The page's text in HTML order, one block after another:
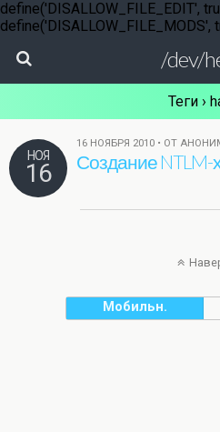
define('DISALLOW_FILE_EDIT',
define('DISALLOW_FILE_MODS',
/dev/
Теги ›
НОЯ
16
16 НОЯБРЯ 2010 • ОТ
Создание
Мобильн.